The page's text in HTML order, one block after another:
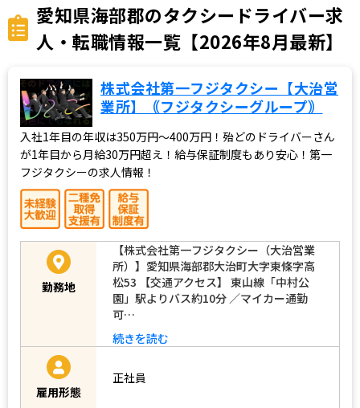
愛知県海部郡のタクシードライバー求
人・転職情報一覧【2026年8月最新】
株式会社第一フジタクシー【大治営
業所】｟フジタクシーグループ｠
入社1年目の年収は350万円～400万円！殆どのドライバーさん
が1年目から月給30万円超え！給与保証制度もあり安心！第一
フジタクシーの求人情報！
勤務地
【株式会社第一フジタクシー（大治営業
所）】愛知県海部郡大治町大字東條字高
松53 【交通アクセス】 東山線「中村公
園」駅よりバス約10分 ／マイカー通勤
可…
続きを読む
雇用形態
正社員